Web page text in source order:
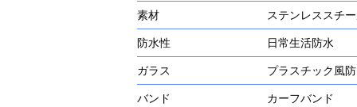
素材
ステンレススチ
防水性
日常生活防水
ガラス
プラスチック風防
バンド
カーフバンド